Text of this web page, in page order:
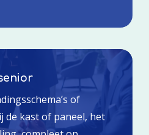
of
de kast of paneel, het